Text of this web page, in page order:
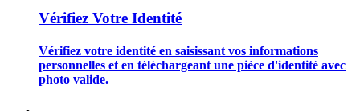
Vérifiez Votre Identité
Vérifiez votre identité en saisissant vos informations
personnelles et en téléchargeant une pièce d'identité avec
photo valide.